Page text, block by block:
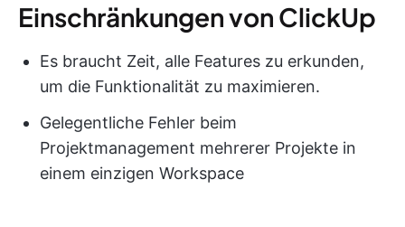
Einschränkungen von ClickUp
Es braucht Zeit, alle Features zu erkunden,
um die Funktionalität zu maximieren.
Gelegentliche Fehler beim
Projektmanagement mehrerer Projekte in
einem einzigen Workspace